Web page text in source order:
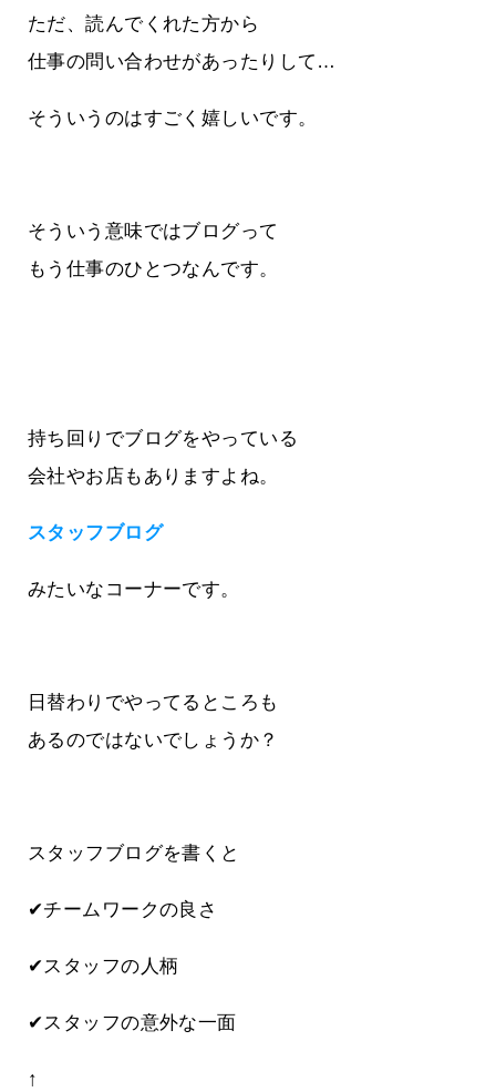
ただ、読んでくれた方から
仕事の問い合わせがあったりして…
そういうのはすごく嬉しいです。
そういう意味ではブログって
もう仕事のひとつなんです。
持ち回りでブログをやっている
会社やお店もありますよね。
スタッフブログ
みたいなコーナーです。
日替わりでやってるところも
あるのではないでしょうか？
スタッフブログを書くと
✔チームワークの良さ
✔スタッフの人柄
✔スタッフの意外な一面
↑